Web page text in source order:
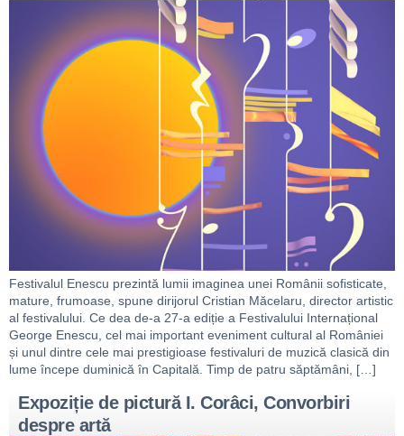
Festivalul Enescu prezintă lumii imaginea unei Românii sofisticate,
mature, frumoase, spune dirijorul Cristian Măcelaru, director artistic
al festivalului. Ce dea de-a 27-a ediție a Festivalului Internațional
George Enescu, cel mai important eveniment cultural al României
și unul dintre cele mai prestigioase festivaluri de muzică clasică din
lume începe duminică în Capitală. Timp de patru săptămâni, […]
Expoziție de pictură I. Corâci, Convorbiri
despre artă